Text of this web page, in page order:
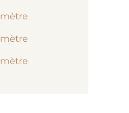
mètre
mètre
mètre